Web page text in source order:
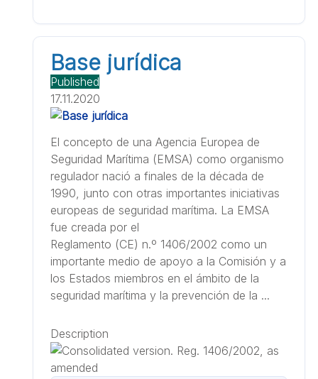
Base jurídica
Published
17.11.2020
El concepto de una Agencia Europea de
Seguridad Marítima (EMSA) como organismo
regulador nació a finales de la década de
1990, junto con otras importantes iniciativas
europeas de seguridad marítima. La EMSA
fue creada por el
Reglamento (CE) n.º 1406/2002 como un
importante medio de apoyo a la Comisión y a
los Estados miembros en el ámbito de la
seguridad marítima y la prevención de la ...
Description